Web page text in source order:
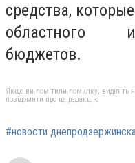
средства,
областного и
бюджетов.
Якщо ви помітили помилку, виділіть
повідомити про це редакцію
#новости днепродзержинска